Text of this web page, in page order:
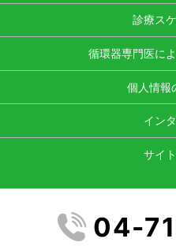
診療ス
循環器専門医に
個人情報
イン
サイ
04-